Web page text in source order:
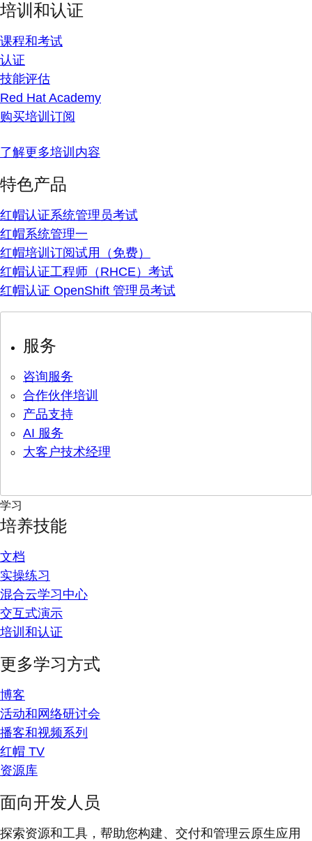
培训和认证
课程和考试
认证
技能评估
Red Hat Academy
购买培训订阅
了解更多培训内容
特色产品
红帽认证系统管理员考试
红帽系统管理一
红帽培训订阅试用（免费）
红帽认证工程师（RHCE）考试
红帽认证 OpenShift 管理员考试
服务
咨询服务
合作伙伴培训
产品支持
AI 服务
大客户技术经理
学习
培养技能
文档
实操练习
混合云学习中心
交互式演示
培训和认证
更多学习方式
博客
活动和网络研讨会
播客和视频系列
红帽 TV
资源库
面向开发人员
探索资源和工具，帮助您构建、交付和管理云原生应用